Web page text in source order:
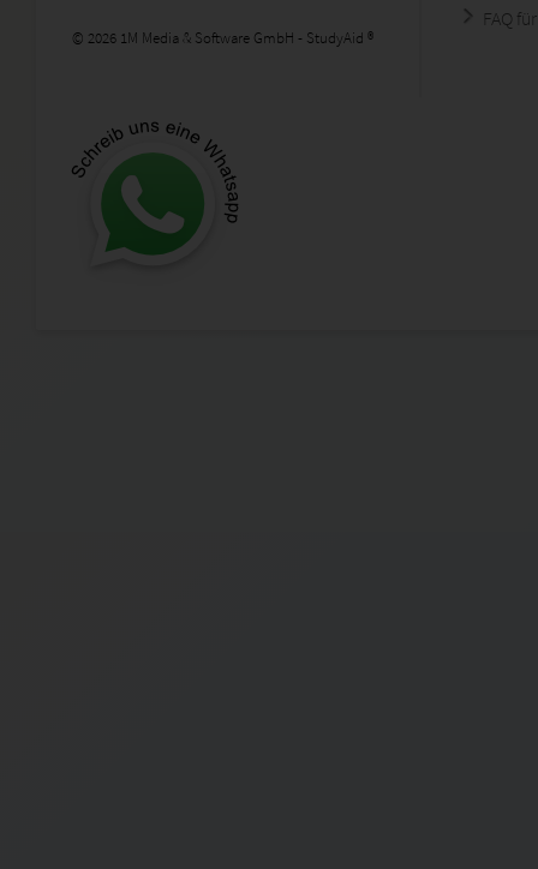
© 2026 1M Media & Software GmbH - StudyAid ®
FAQ